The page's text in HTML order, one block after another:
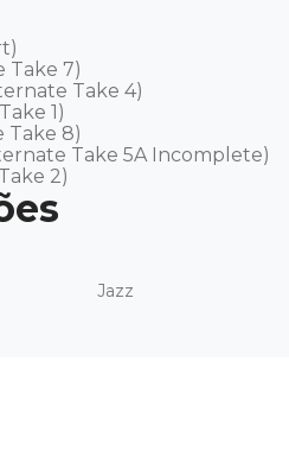
Take 7)
Take 4)
1)
Take 8)
Take 5A Incomplete)
2)
Jazz